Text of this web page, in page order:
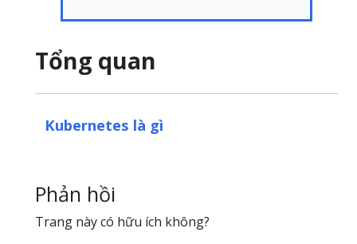
Tổng quan
Kubernetes là gì
Phản hồi
Trang này có hữu ích không?